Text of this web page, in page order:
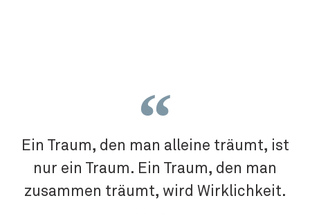
Ein Traum, den man alleine träumt, ist
nur ein Traum. Ein Traum, den man
zusammen träumt, wird Wirklichkeit.